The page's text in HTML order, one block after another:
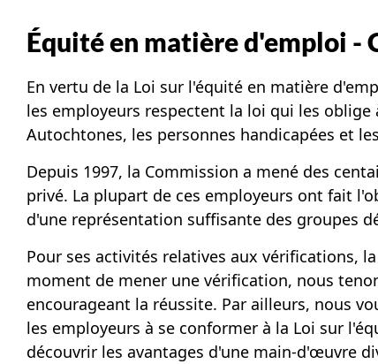
Équité en matière d'emploi -
En vertu de la Loi sur l'équité en matière
les employeurs respectent la loi qui les
Autochtones, les personnes handicapées et les
Depuis 1997, la Commission a mené des
privé. La plupart de ces employeurs ont fait
d'une représentation suffisante des groupes
Pour ses activités relatives aux vérifications,
moment de mener une vérification, nous
encourageant la réussite. Par ailleurs, nous
les employeurs à se conformer à la Loi sur
découvrir les avantages d'une main-d'œuvre